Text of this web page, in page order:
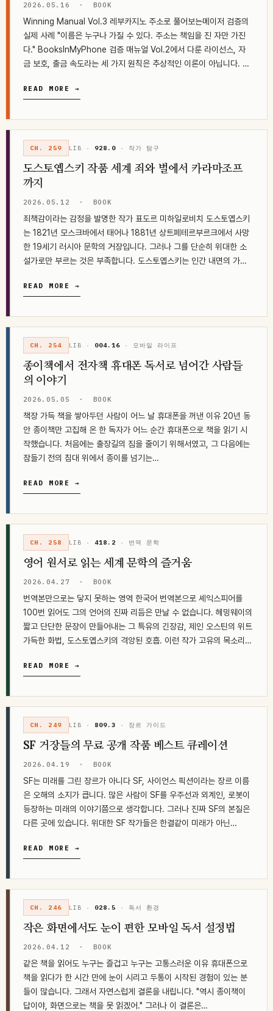
2026.05.16 · BOOK
Winning Manual Vol.3 레부카지노 주소로 풀어보는메이저 검증의
실제 사례 "이름은 누구나 가질 수 있다. 주소는 책임을 진 자만 가진
다." BooksInMyPhone 검증 매뉴얼 Vol.2에서 다룬 라이선스, 자
금 보호, 출금 속도라는 세 가지 원칙은 추상적인 이론이 아닙니다. 그
READ MORE →
CH. 259 LIB · 928.0· 작가 탐구
도스토옙스키 작품 세계 죄와 벌에서 카라마조프
까지
2026.05.12 · BOOK
죄책감이라는 감정을 발명한 작가 표도르 미하일로비치 도스토옙스키
는 1821년 모스크바에서 태어나 1881년 상트페테르부르크에서 사망
한 19세기 러시아 문학의 거장입니다. 그러나 그를 단순히 위대한 소
설가로만 부르는 것은 부족합니다. 도스토옙스키는 인간 내면의 가장
READ MORE →
CH. 254 LIB · 004.16· 모바일 라이프
종이책에서 전자책 휴대폰 독서로 넘어간 사람들
의 이야기
2026.05.05 · BOOK
책장 가득 책을 쌓아두던 사람이 어느 날 휴대폰을 꺼낸 이유 20년 동
안 종이책만 고집해 온 한 독자가 어느 순간 휴대폰으로 책을 읽기 시
작했습니다. 처음에는 출장길의 짐을 줄이기 위해서였고, 그 다음에는
잠들기 전의 침대 위에서 종이를 넘기는…
READ MORE →
CH. 258 LIB · 418.2 · 번역 문학
영어 원서로 읽는 세계 문학의 즐거움
2026.04.27 · BOOK
번역본만으로는 닿지 못하는 영역 한국어 번역본으로 셰익스피어를
100번 읽어도 그의 언어의 진짜 리듬은 만날 수 없습니다. 헤밍웨이의
짧고 단단한 문장이 만들어내는 그 특유의 긴장감, 제인 오스틴의 위트
가득한 화법, 도스토옙스키의 격앙된 호흡. 이런 작가 고유의 목소리
READ MORE →
CH. 249 LIB · 809.3 · 장르 가이드
SF 거장들의 무료 공개 작품 베스트 큐레이션
2026.04.19 · BOOK
SF는 미래를 그린 장르가 아니다 SF, 사이언스 픽션이라는 장르 이름
은 오해의 소지가 큽니다. 많은 사람이 SF를 우주선과 외계인, 로봇이
등장하는 미래의 이야기쯤으로 생각합니다. 그러나 진짜 SF의 본질은
다른 곳에 있습니다. 위대한 SF 작가들은 한결같이 미래가 아닌…
READ MORE →
CH. 246 LIB · 028.5 · 독서 환경
작은 화면에서도 눈이 편한 모바일 독서 설정법
2026.04.12 · BOOK
같은 책을 읽어도 누구는 즐겁고 누구는 고통스러운 이유 휴대폰으로
책을 읽다가 한 시간 만에 눈이 시리고 두통이 시작된 경험이 있는 분
들이 많습니다. 그래서 자연스럽게 결론을 내립니다. "역시 종이책이
답이야, 화면으로는 책을 못 읽겠어." 그러나 이 결론은…